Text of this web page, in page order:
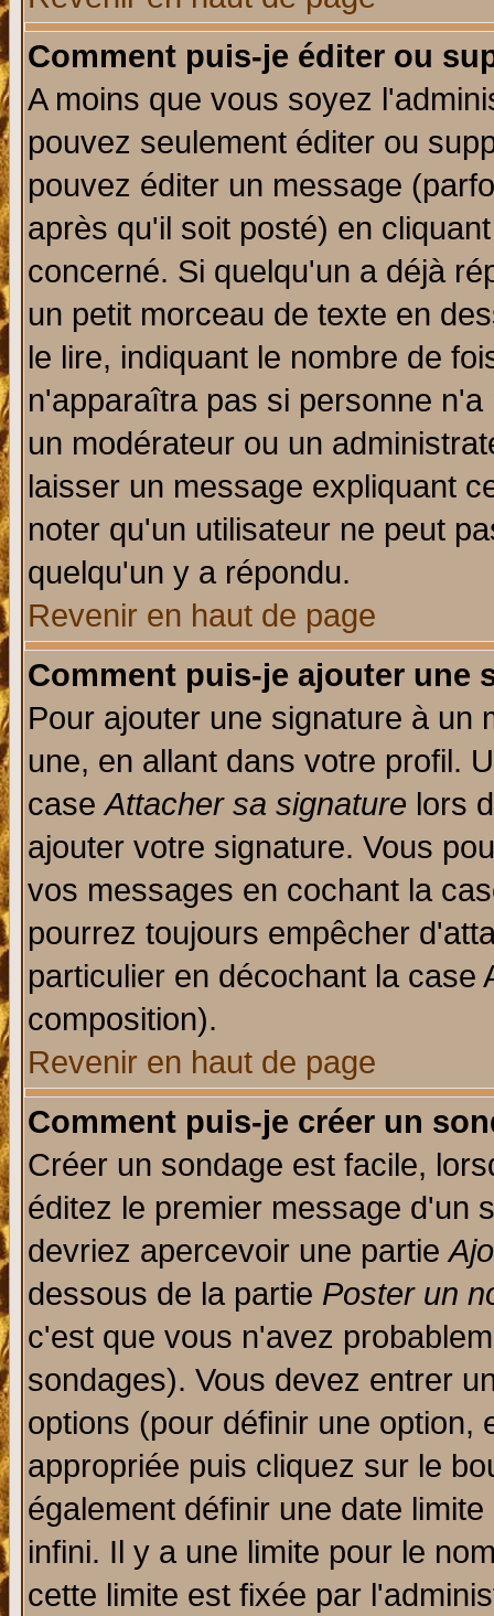
Comment puis-je éditer ou
A moins que vous soyez
pouvez seulement éditer ou
pouvez éditer un message
après qu'il soit posté) en
concerné. Si quelqu'un a déjà
un petit morceau de texte en
le lire, indiquant le nombre de
n'apparaîtra pas si personne
un modérateur ou un
laisser un message expliquant
noter qu'un utilisateur ne peut
quelqu'un y a répondu.
Revenir en haut de page
Comment puis-je ajouter une
Pour ajouter une signature à un
une, en allant dans votre profil.
caseAttacher sa signature lors
ajouter votre signature. Vous
vos messages en cochant la
pourrez toujours empêcher
particulier en décochant la
composition).
Revenir en haut de page
Comment puis-je créer un
Créer un sondage est facile,
éditez le premier message d'un
devriez apercevoir une partie
dessous de la partie Poster un
c'est que vous n'avez
sondages). Vous devez entrer
options (pour définir une option,
appropriée puis cliquez sur le
également définir une date
infini. Il y a une limite pour le
cette limite est fixée par